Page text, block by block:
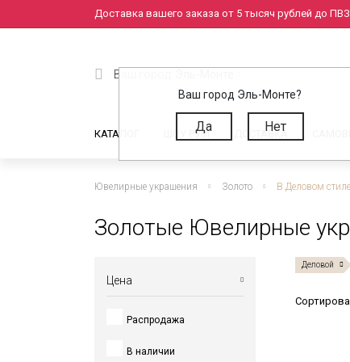
Доставка вашего заказа от 5 тысяч рублей до
Ваш город Эль-Монте?
Да Нет
Ваш город:
КАТАЛОГ ШОУ РУМ ДОСТАВКА
Ювелирные украшения Золото В Деловом стиле
Золотые Ювелирные
Цена
Распродажа
В наличии
Деловой